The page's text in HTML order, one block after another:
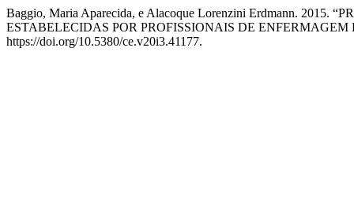
Baggio, Maria Aparecida, e Alacoque Lorenzini Erdmann. 2015.
ESTABELECIDAS POR PROFISSIONAIS DE
https://doi.org/10.5380/ce.v20i3.41177.